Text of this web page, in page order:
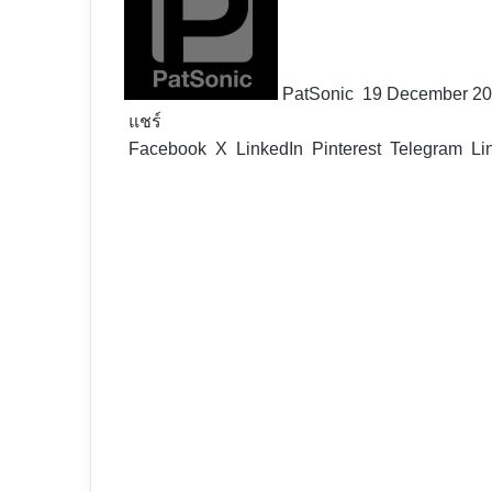
PatSonic 19 December
แชร์
Facebook X LinkedIn Pinterest Telegram